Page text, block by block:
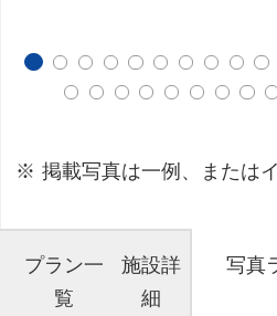
掲載写真は一例、または
プラン一
覧
施設詳
細
写真